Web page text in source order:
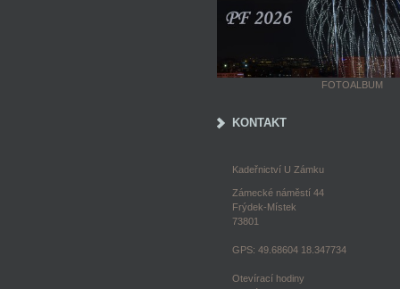
FOTOALBUM
KONTAKT
Kadeřnictví U Zámku
Zámecké náměstí 44
Frýdek-Místek
73801
GPS: 49.68604 18.347734
Otevírací hodiny